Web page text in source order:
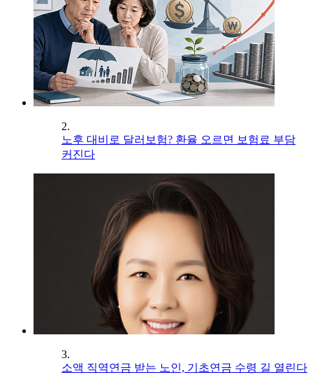
2.
노후 대비로 달러보험? 환율 오르면 보험료 부담
커진다
3.
소액 직역연금 받는 노인, 기초연금 수령 길 열린다